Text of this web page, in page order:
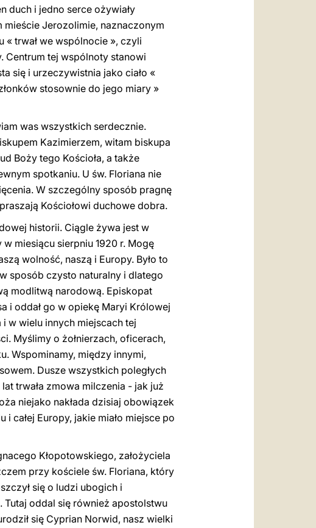
duch i jedno serce ożywiały
mieście Jerozolimie, naznaczonym
« trwał we wspólnocie », czyli
Centrum tej wspólnoty stanowi
się i urzeczywistnia jako ciało «
stosownie do jego miary »
was wszystkich serdecznie.
Kazimierzem, witam biskupa
Boży tego Kościoła, a także
spotkaniu. U św. Floriana nie
W szczególny sposób pragnę
Kościołowi duchowe dobra.
historii. Ciągle żywa jest w
miesiącu sierpniu 1920 r. Mogę
wolność, naszą i Europy. Było to
sposób czysto naturalny i dlatego
modlitwą narodową. Episkopat
i oddał go w opiekę Maryi Królowej
w wielu innych miejscach tej
Myślimy o żołnierzach, oficerach,
Wspominamy, między innymi,
Dusze wszystkich poległych
trwała zmowa milczenia - jak już
niejako nakłada dzisiaj obowiązek
całej Europy, jakie miało miejsce po
Kłopotowskiego, założyciela
przy kościele św. Floriana, który
się o ludzi ubogich i
oddal się również apostolstwu
się Cyprian Norwid, nasz wielki